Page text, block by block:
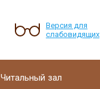
Версия для
слабовидящих
Читальный зал